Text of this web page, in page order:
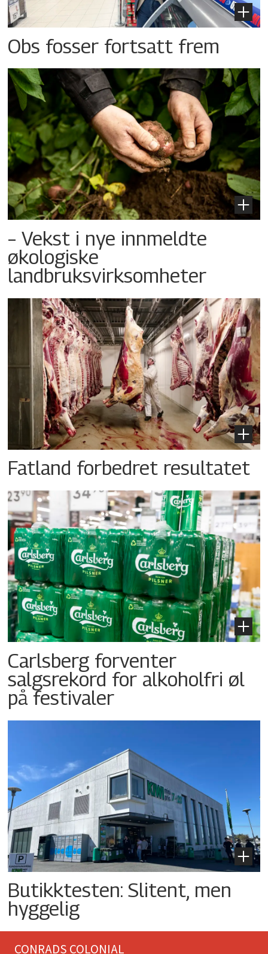
Obs fosser fortsatt frem
– Vekst i nye innmeldte
økologiske
landbruksvirksomheter
Fatland forbedret resultatet
Carlsberg forventer
salgsrekord for alkoholfri øl
på festivaler
Butikktesten: Slitent, men
hyggelig
CONRADS COLONIAL